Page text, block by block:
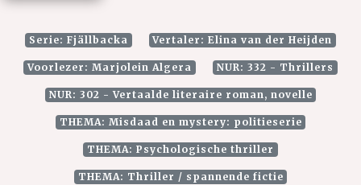
Serie: Fjällbacka Vertaler: Elina van der Heijden
Voorlezer: Marjolein Algera NUR: 332 - Thrillers
NUR: 302 - Vertaalde literaire roman, novelle
THEMA: Misdaad en mystery: politieserie
THEMA: Psychologische thriller
THEMA: Thriller / spannende fictie